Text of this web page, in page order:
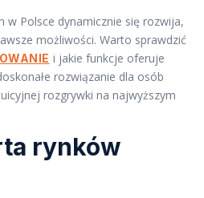
w Polsce dynamicznie się rozwija,
możliwości. Warto sprawdzić
i jakie funkcje oferuje
rozwiązanie dla osób
rozgrywki na najwyższym
rynków